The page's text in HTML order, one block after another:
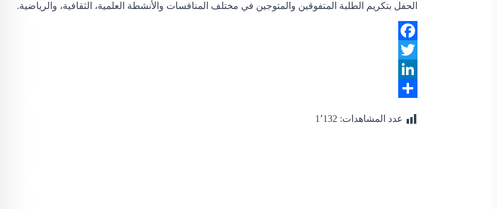
الحفل بتكريم الطلبة المتفوقين والمتوجين في مختلف المنافسات والأنشطة العلمية، الثقافية، والرياضية.
Facebook
Twitter
LinkedIn
عدد المشاهدات: 1٬132